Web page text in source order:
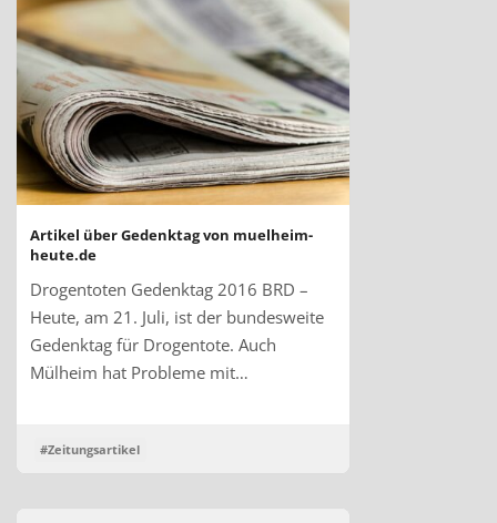
Artikel über Gedenktag von muelheim-
heute.de
Drogentoten Gedenktag 2016 BRD –
Heute, am 21. Juli, ist der bundesweite
Gedenktag für Drogentote. Auch
Mülheim hat Probleme mit…
#Zeitungsartikel